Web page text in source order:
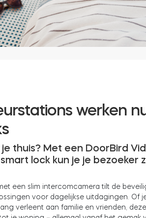
werken
thuis? Met een DoorBird
lock kun je je bezoeker
een slim intercomcamera tilt de
voor dagelijkse uitdagingen. Of
verleent aan familie en vrienden,